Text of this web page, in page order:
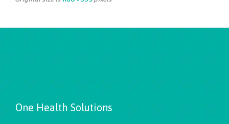
One Health Solutions